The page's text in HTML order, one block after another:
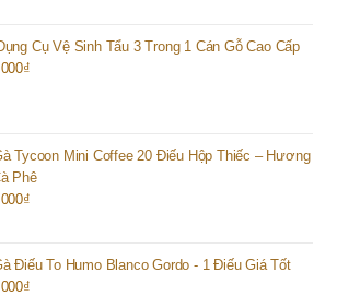
Cụ Vệ Sinh Tẩu 3 Trong 1 Cán Gỗ Cao Cấp
₫
Tycoon Mini Coffee 20 Điếu Hộp Thiếc – Hương
Phê
₫
Điếu To Humo Blanco Gordo - 1 Điếu Giá Tốt
₫